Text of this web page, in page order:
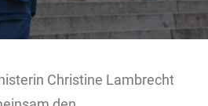
Christine Lambrecht